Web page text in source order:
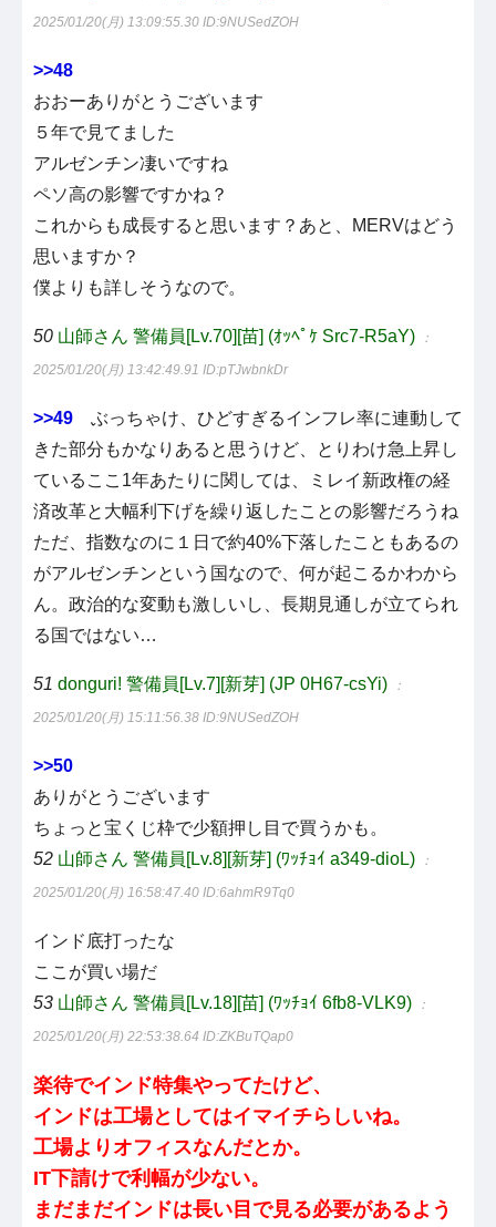
2025/01/20(月) 13:09:55.30 ID:9NUSedZOH
>>48
おおーありがとうございます
５年で見てました
アルゼンチン凄いですね
ペソ高の影響ですかね？
これからも成長すると思います？あと、MERVはどう
思いますか？
僕よりも詳しそうなので。
50 山師さん 警備員[Lv.70][苗] (ｵｯﾍﾟｹ Src7-R5aY) ：
2025/01/20(月) 13:42:49.91 ID:pTJwbnkDr
>>49 ぶっちゃけ、ひどすぎるインフレ率に連動して
きた部分もかなりあると思うけど、とりわけ急上昇し
ているここ1年あたりに関しては、ミレイ新政権の経
済改革と大幅利下げを繰り返したことの影響だろうね
ただ、指数なのに１日で約40%下落したこともあるの
がアルゼンチンという国なので、何が起こるかわから
ん。政治的な変動も激しいし、長期見通しが立てられ
る国ではない…
51 donguri! 警備員[Lv.7][新芽] (JP 0H67-csYi) ：
2025/01/20(月) 15:11:56.38 ID:9NUSedZOH
>>50
ありがとうございます
ちょっと宝くじ枠で少額押し目で買うかも。
52 山師さん 警備員[Lv.8][新芽] (ﾜｯﾁｮｲ a349-dioL) ：
2025/01/20(月) 16:58:47.40 ID:6ahmR9Tq0
インド底打ったな
ここが買い場だ
53 山師さん 警備員[Lv.18][苗] (ﾜｯﾁｮｲ 6fb8-VLK9) ：
2025/01/20(月) 22:53:38.64 ID:ZKBuTQap0
楽待でインド特集やってたけど、
インドは工場としてはイマイチらしいね。
工場よりオフィスなんだとか。
IT下請けで利幅が少ない。
まだまだインドは長い目で見る必要があるよう